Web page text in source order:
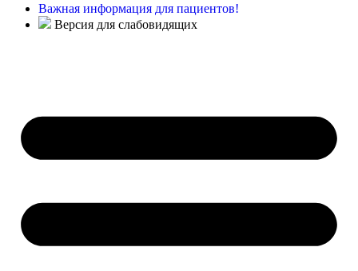
Важная информация для пациентов!
Версия для слабовидящих